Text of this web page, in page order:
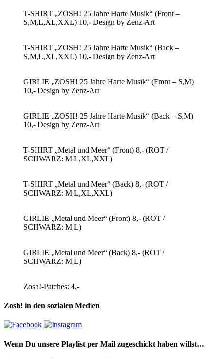
T-SHIRT „ZOSH! 25 Jahre Harte Musik“ (Front –
S,M,L,XL,XXL) 10,- Design by Zenz-Art
T-SHIRT „ZOSH! 25 Jahre Harte Musik“ (Back –
S,M,L,XL,XXL) 10,- Design by Zenz-Art
GIRLIE „ZOSH! 25 Jahre Harte Musik“ (Front – S,M)
10,- Design by Zenz-Art
GIRLIE „ZOSH! 25 Jahre Harte Musik“ (Back – S,M)
10,- Design by Zenz-Art
T-SHIRT „Metal und Meer“ (Front) 8,- (ROT /
SCHWARZ: M,L,XL,XXL)
T-SHIRT „Metal und Meer“ (Back) 8,- (ROT /
SCHWARZ: M,L,XL,XXL)
GIRLIE „Metal und Meer“ (Front) 8,- (ROT /
SCHWARZ: M,L)
GIRLIE „Metal und Meer“ (Back) 8,- (ROT /
SCHWARZ: M,L)
Zosh!-Patches: 4,-
Zosh! in den sozialen Medien
Wenn Du unsere Playlist per Mail zugeschickt haben willst…